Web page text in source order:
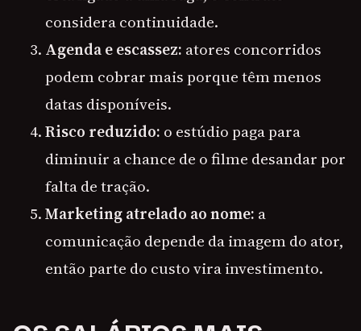
considera continuidade.
Agenda e escassez: atores concorridos
podem cobrar mais porque têm menos
datas disponíveis.
Risco reduzido: o estúdio paga para
diminuir a chance de o filme desandar por
falta de tração.
Marketing atrelado ao nome: a
comunicação depende da imagem do ator,
então parte do custo vira investimento.